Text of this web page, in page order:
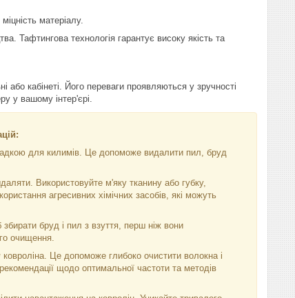
матеріалу.
Тафтингова технологія гарантує високу якість та
або кабінеті. Його переваги проявляються у зручності
у вашому інтер'єрі.
для килимів. Це допоможе видалити пил, бруд
Використовуйте м'яку тканину або губку,
агресивних хімічних засобів, які можуть
бруд і пил з взуття, перш ніж вони
очищення.
Це допоможе глибоко очистити волокна і
щодо оптимальної частоти та методів